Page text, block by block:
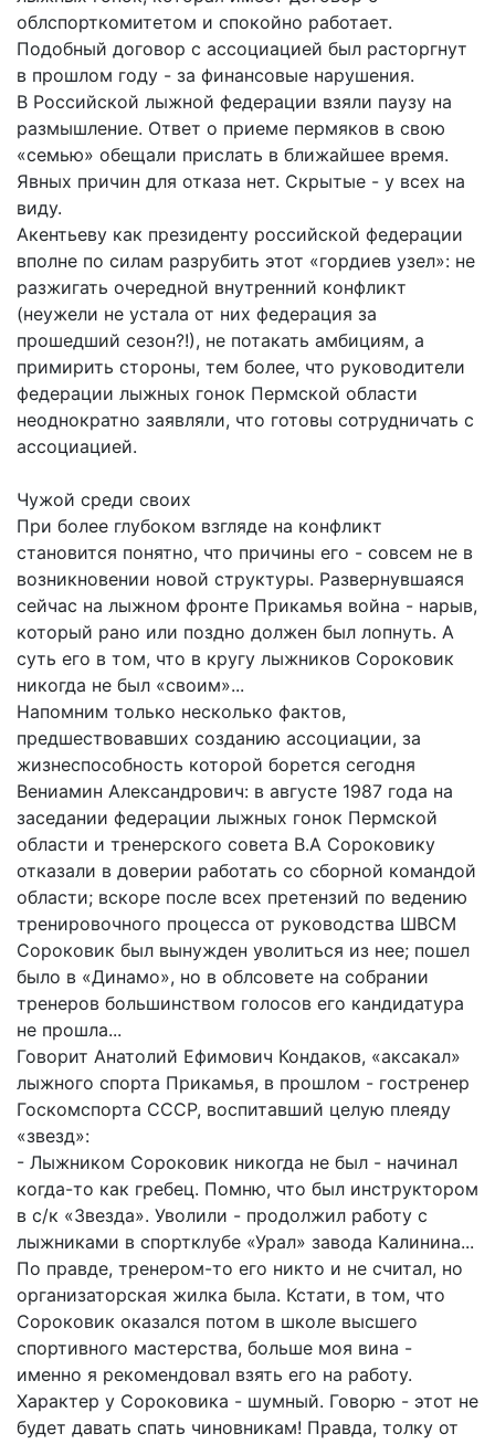
облспорткомитетом и спокойно работает.
Подобный договор с ассоциацией был расторгнут
в прошлом году - за финансовые нарушения.
В Российской лыжной федерации взяли паузу на
размышление. Ответ о приеме пермяков в свою
«семью» обещали прислать в ближайшее время.
Явных причин для отказа нет. Скрытые - у всех на
виду.
Акентьеву как президенту российской федерации
вполне по силам разрубить этот «гордиев узел»: не
разжигать очередной внутренний конфликт
(неужели не устала от них федерация за
прошедший сезон?!), не потакать амбициям, а
примирить стороны, тем более, что руководители
федерации лыжных гонок Пермской области
неоднократно заявляли, что готовы сотрудничать с
ассоциацией.
Чужой среди своих
При более глубоком взгляде на конфликт
становится понятно, что причины его - совсем не в
возникновении новой структуры. Развернувшаяся
сейчас на лыжном фронте Прикамья война - нарыв,
который рано или поздно должен был лопнуть. А
суть его в том, что в кругу лыжников Сороковик
никогда не был «своим»...
Напомним только несколько фактов,
предшествовавших созданию ассоциации, за
жизнеспособность которой борется сегодня
Вениамин Александрович: в августе 1987 года на
заседании федерации лыжных гонок Пермской
области и тренерского совета В.А Сороковику
отказали в доверии работать со сборной командой
области; вскоре после всех претензий по ведению
тренировочного процесса от руководства ШВСМ
Сороковик был вынужден уволиться из нее; пошел
было в «Динамо», но в облсовете на собрании
тренеров большинством голосов его кандидатура
не прошла...
Говорит Анатолий Ефимович Кондаков, «аксакал»
лыжного спорта Прикамья, в прошлом - гостренер
Госкомспорта СССР, воспитавший целую плеяду
«звезд»:
- Лыжником Сороковик никогда не был - начинал
когда-то как гребец. Помню, что был инструктором
в с/к «Звезда». Уволили - продолжил работу с
лыжниками в спортклубе «Урал» завода Калинина...
По правде, тренером-то его никто и не считал, но
организаторская жилка была. Кстати, в том, что
Сороковик оказался потом в школе высшего
спортивного мастерства, больше моя вина -
именно я рекомендовал взять его на работу.
Характер у Сороковика - шумный. Говорю - этот не
будет давать спать чиновникам! Правда, толку от